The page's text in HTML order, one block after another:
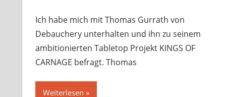
Ich habe mich mit Thomas Gurrath von
Debauchery unterhalten und ihn zu seinem
ambitionierten Tabletop Projekt KINGS OF
CARNAGE befragt. Thomas
Weiterlesen